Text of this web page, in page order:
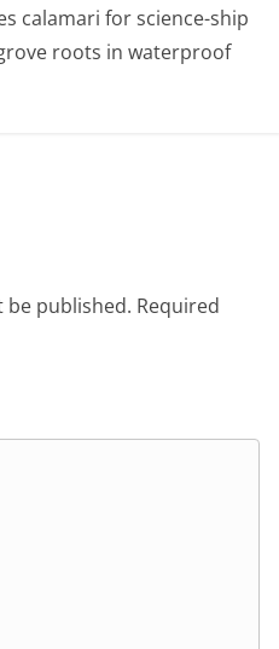
calamari for science-ship
roots in waterproof
be published. Required